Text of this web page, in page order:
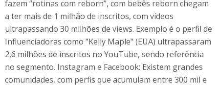
fazem “rotinas com reborn”, com bebês reborn chegam
a ter mais de 1 milhão de inscritos, com vídeos
ultrapassando 30 milhões de views. Exemplo é o perfil de
Influenciadoras como "Kelly Maple" (EUA) ultrapassaram
2,6 milhões de inscritos no YouTube, sendo referência
no segmento. Instagram e Facebook: Existem grandes
comunidades, com perfis que acumulam entre 300 mil e